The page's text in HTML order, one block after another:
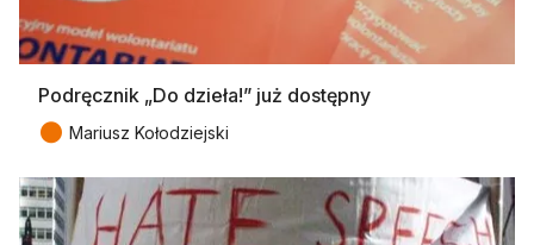
Podręcznik „Do dzieła!” już dostępny
● Mariusz Kołodziejski